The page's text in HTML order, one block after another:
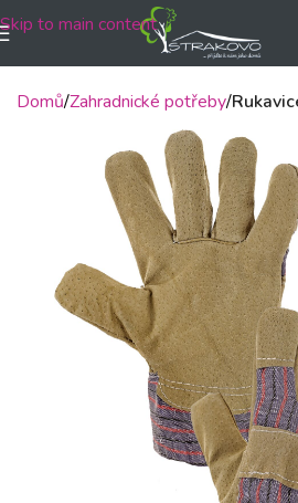
Skip to main content
Domů Zahradnické potřeby